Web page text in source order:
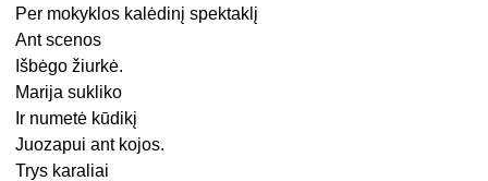
Per mokyklos kalėdinį spektaklį
Ant scenos
Išbėgo žiurkė.
Marija sukliko
Ir numetė kūdikį
Juozapui ant kojos.
Trys karaliai